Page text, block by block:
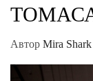
Автор Mira Shark